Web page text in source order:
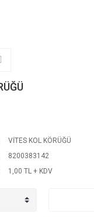
VİTES KOL KÖRÜĞÜ
8200383142
1,00 TL + KDV